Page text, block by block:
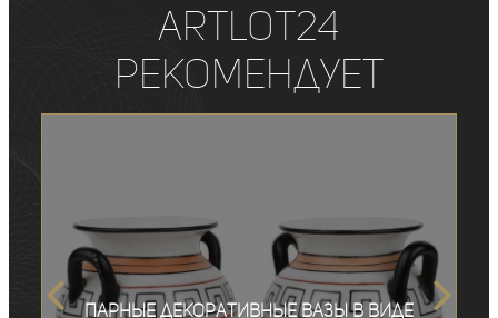
ArtLot24
рекомендует
Парные декоративные вазы в виде